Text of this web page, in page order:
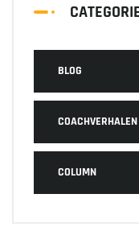
BLOG
COACHVERHALEN
COLUMN